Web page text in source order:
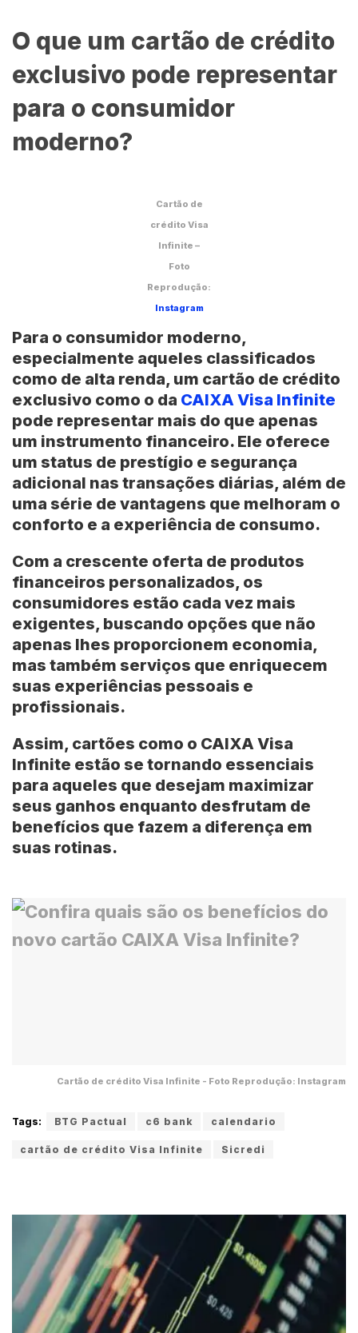
O que um cartão de crédito
exclusivo pode representar
para o consumidor
moderno?
Cartão de
crédito Visa
Infinite –
Foto
Reprodução:
Instagram
Para o consumidor moderno,
especialmente aqueles classificados
como de alta renda, um cartão de crédito
exclusivo como o da CAIXA Visa Infinite
pode representar mais do que apenas
um instrumento financeiro. Ele oferece
um status de prestígio e segurança
adicional nas transações diárias, além de
uma série de vantagens que melhoram o
conforto e a experiência de consumo.
Com a crescente oferta de produtos
financeiros personalizados, os
consumidores estão cada vez mais
exigentes, buscando opções que não
apenas lhes proporcionem economia,
mas também serviços que enriquecem
suas experiências pessoais e
profissionais.
Assim, cartões como o CAIXA Visa
Infinite estão se tornando essenciais
para aqueles que desejam maximizar
seus ganhos enquanto desfrutam de
benefícios que fazem a diferença em
suas rotinas.
Cartão de crédito Visa Infinite - Foto Reprodução: Instagram
Tags: BTG Pactual c6 bank calendario
cartão de crédito Visa Infinite Sicredi